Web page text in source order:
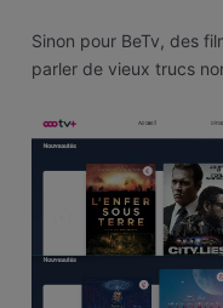
Sinon pour BeTv, des
parler de vieux trucs